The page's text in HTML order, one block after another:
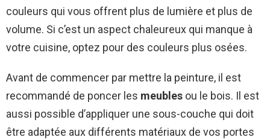
couleurs qui vous offrent plus de lumière et plus de
volume. Si c’est un aspect chaleureux qui manque à
votre cuisine, optez pour des couleurs plus osées.
Avant de commencer par mettre la peinture, il est
recommandé de poncer les meubles ou le bois. Il est
aussi possible d’appliquer une sous-couche qui doit
être adaptée aux différents matériaux de vos portes